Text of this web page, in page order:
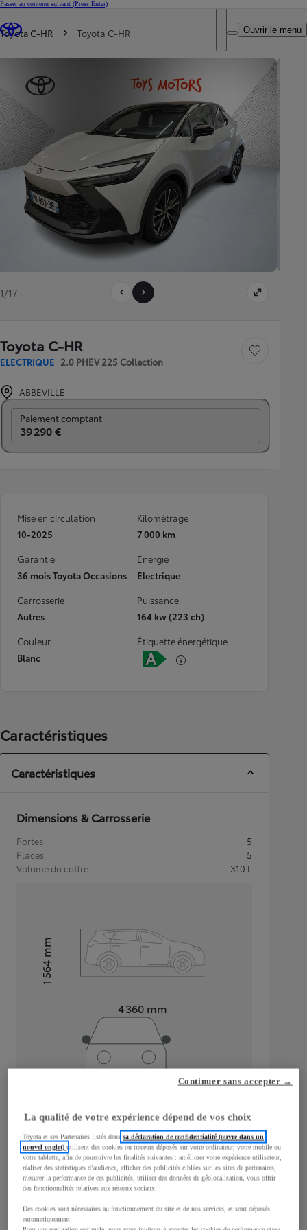
Passer au contenu suivant (Press Enter)
Trouvez un partenaire Toyota
DEALER NAME
Ouvrir le menu
Vous êtes ici
Toyota C-HR Toyota C-HR
1/17
Toyota C-HR
ELECTRIQUE 2.0 PHEV 225 Collection
Sauvegarder le
ABBEVILLE
Paiement comptant
39 290 €
Mise en circulation
10-2025
Kilométrage
7 000 km
Garantie
36 mois Toyota Occasions
Energie
Electrique
Carrosserie
Autres
Puissance
164 kw (223 ch)
Couleur
Blanc
Étiquette énergétique
Caractéristiques
Caractéristiques
Dimensions & Carrosserie
Portes
5
Places
5
Volume du coffre
310 L
4 360 mm
Hauteur1 564
mm
Consommation mixte
Émissions CO2
19 g/km
La qualité de votre expérience dépend de vos choix
Toyota et ses Partenaires listés danssa déclaration de confidentialité (ouvre dans un
nouvel onglet)utilisent des cookies ou traceurs déposés sur votre ordinateur, votre mobile ou
votre tablette, afin de poursuivre les finalités suivantes : améliorer votre expérience utilisateur,
réaliser des statistiques d’audience, afficher des publicités ciblées sur les sites de partenaires,
mesurer la performance de ces publicités, utiliser des données de géolocalisation, vous offrir
des fonctionnalités relatives aux réseaux sociaux.
Des cookies sont nécessaires au fonctionnement du site et de nos services, et sont déposés
automatiquement.
Continuer sans accepter →